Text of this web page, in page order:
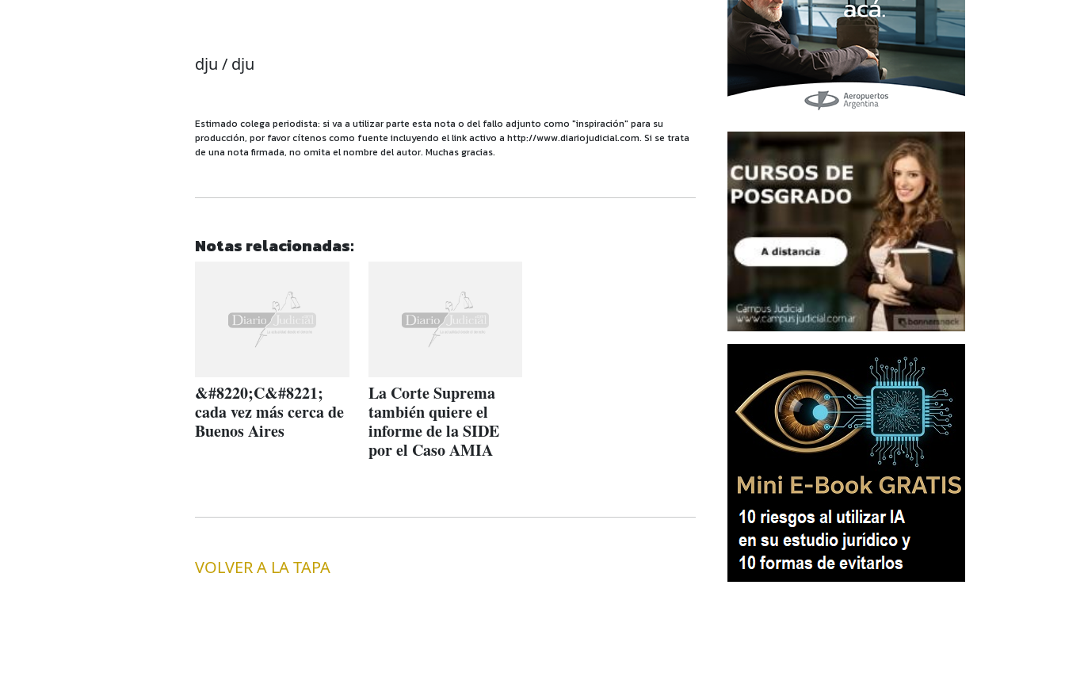
dju / dju
Estimado colega periodista: si va a utilizar parte esta nota o del fallo adjunto como "inspiración" para su
producción, por favor cítenos como fuente incluyendo el link activo a http://www.diariojudicial.com. Si se trata
de una nota firmada, no omita el nombre del autor. Muchas gracias.
Notas relacionadas:
&#8220;C&#8221;
cada vez más cerca de
Buenos Aires
La Corte Suprema
también quiere el
informe de la SIDE
por el Caso AMIA
VOLVER A LA TAPA